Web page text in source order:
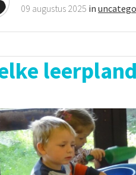
09 augustus 2025 in